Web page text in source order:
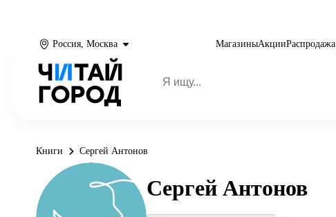
Россия, Москва МагазиныАкцииРаспродажа
Книги Сергей Антонов
Сергей Антонов